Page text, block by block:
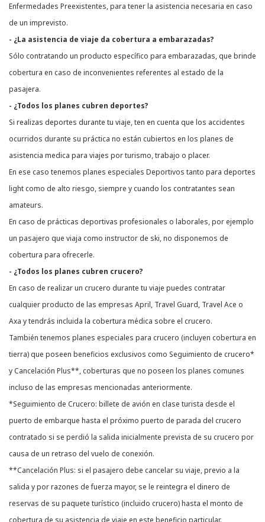
Enfermedades Preexistentes, para tener la asistencia necesaria en caso
de un imprevisto.
- ¿La asistencia de viaje da cobertura a embarazadas?
Sólo contratando un producto específico para embarazadas, que brinde
cobertura en caso de inconvenientes referentes al estado de la
pasajera.
- ¿Todos los planes cubren deportes?
Si realizas deportes durante tu viaje, ten en cuenta que los accidentes
ocurridos durante su práctica no están cubiertos en los planes de
asistencia medica para viajes por turismo, trabajo o placer.
En ese caso tenemos planes especiales Deportivos tanto para deportes
light como de alto riesgo, siempre y cuando los contratantes sean
amateurs.
En caso de prácticas deportivas profesionales o laborales, por ejemplo
un pasajero que viaja como instructor de ski, no disponemos de
cobertura para ofrecerle.
- ¿Todos los planes cubren crucero?
En caso de realizar un crucero durante tu viaje puedes contratar
cualquier producto de las empresas April, Travel Guard, Travel Ace o
Axa y tendrás incluida la cobertura médica sobre el crucero.
También tenemos planes especiales para crucero (incluyen cobertura en
tierra) que poseen beneficios exclusivos como Seguimiento de crucero*
y Cancelación Plus**, coberturas que no poseen los planes comunes
incluso de las empresas mencionadas anteriormente.
*Seguimiento de Crucero: billete de avión en clase turista desde el
puerto de embarque hasta el próximo puerto de parada del crucero
contratado si se perdió la salida inicialmente prevista de su crucero por
causa de un retraso del vuelo de conexión.
**Cancelación Plus: si el pasajero debe cancelar su viaje, previo a la
salida y por razones de fuerza mayor, se le reintegra el dinero de
reservas de su paquete turístico (incluido crucero) hasta el monto de
cobertura de su asistencia de viaje en este beneficio particular.